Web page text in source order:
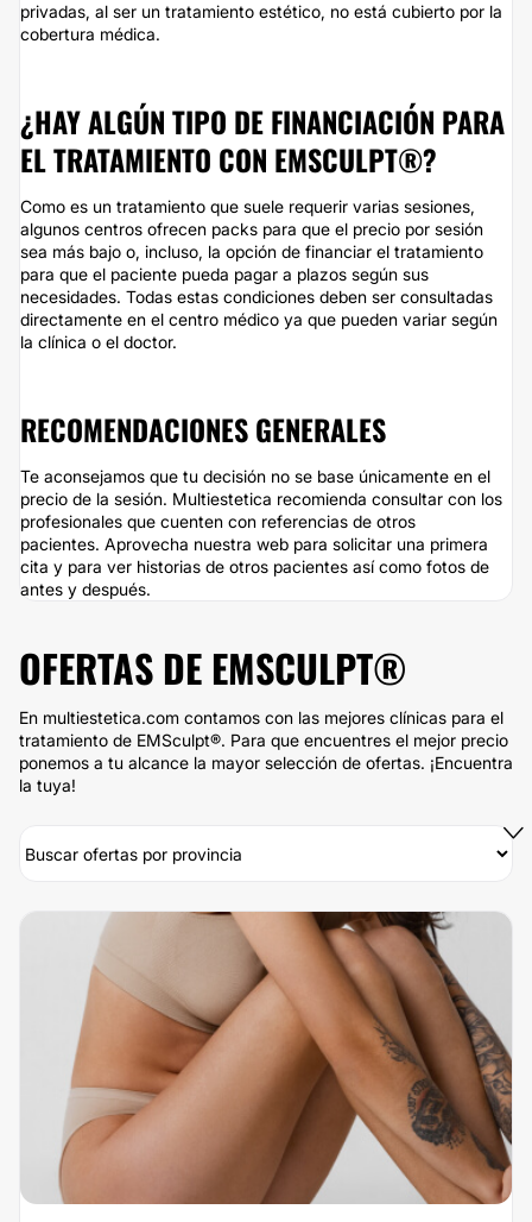
privadas, al ser un tratamiento estético, no está cubierto por la
cobertura médica.
¿HAY ALGÚN TIPO DE FINANCIACIÓN PARA
EL TRATAMIENTO CON EMSCULPT®?
Como es un tratamiento que suele requerir varias sesiones,
algunos centros ofrecen packs para que el precio por sesión
sea más bajo o, incluso, la opción de financiar el tratamiento
para que el paciente pueda pagar a plazos según sus
necesidades. Todas estas condiciones deben ser consultadas
directamente en el centro médico ya que pueden variar según
la clínica o el doctor.
RECOMENDACIONES GENERALES
Te aconsejamos que tu decisión no se base únicamente en el
precio de la sesión. Multiestetica recomienda consultar con los
profesionales que cuenten con referencias de otros
pacientes. Aprovecha nuestra web para solicitar una primera
cita y para ver historias de otros pacientes así como fotos de
antes y después.
OFERTAS DE EMSCULPT®
En multiestetica.com contamos con las mejores clínicas para el
tratamiento de EMSculpt®. Para que encuentres el mejor precio
ponemos a tu alcance la mayor selección de ofertas. ¡Encuentra
la tuya!